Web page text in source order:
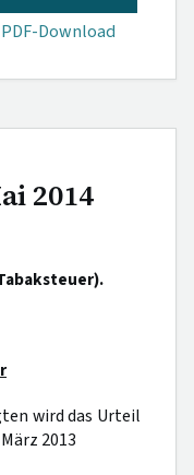
PDF-Download
2014
wird das Urteil
2013